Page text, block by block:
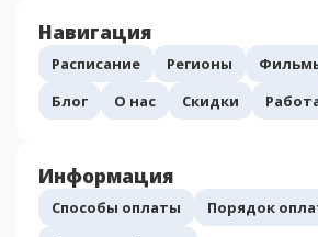
Навигация
Расписание Регионы
Блог
О нас Скидки
Информация
Способы оплаты
Порядок